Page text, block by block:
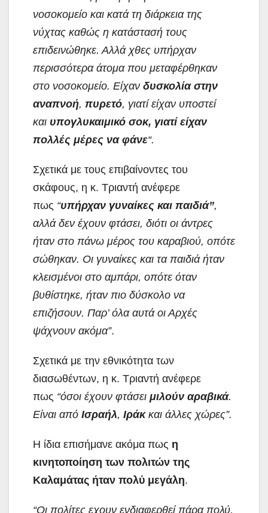
νοσοκομείο και κατά τη διάρκεια της
νύχτας καθώς η κατάστασή τους
επιδεινώθηκε. Αλλά χθες υπήρχαν
περισσότερα άτομα που μεταφέρθηκαν
στο νοσοκομείο. Είχαν δυσκολία στην
αναπνοή, πυρετό, γιατί είχαν υποστεί
και υπογλυκαιμικό σοκ, γιατί είχαν
πολλές μέρες να φάνε“.
Σχετικά με τους επιβαίνοντες του
σκάφους, η κ. Τριαντή ανέφερε
πως “υπήρχαν γυναίκες και παιδιά”,
αλλά δεν έχουν φτάσει, διότι οι άντρες
ήταν στο πάνω μέρος του καραβιού, οπότε
σώθηκαν. Οι γυναίκες και τα παιδιά ήταν
κλεισμένοι στο αμπάρι, οπότε όταν
βυθίστηκε, ήταν πιο δύσκολο να
επιζήσουν. Παρ’ όλα αυτά οι Αρχές
ψάχνουν ακόμα”.
Σχετικά με την εθνικότητα των
διασωθέντων, η κ. Τριαντή ανέφερε
πως “όσοι έχουν φτάσει μιλούν αραβικά.
Είναι από Ισραήλ, Ιράκ και άλλες χώρες”.
Η ίδια επισήμανε ακόμα πως η
κινητοποίηση των πολιτών της
Καλαμάτας ήταν πολύ μεγάλη.
“Οι πολίτες εχουν ενδιαφερθεί πάρα πολύ.